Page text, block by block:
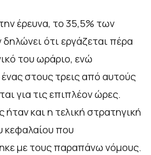
έρευνα, το 35,5% των
ότι εργάζεται πέρα
του ωράριο, ενώ
στους τρεις από αυτούς
για τις επιπλέον ώρες.
ήταν και η τελική στρατηγική
κεφαλαίου που
με τους παραπάνω νόμους.